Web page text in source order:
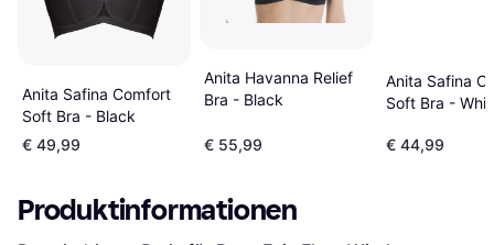
Anita Safina Comfort
Soft Bra - Black
€ 49,99
Anita Havanna Relief
Bra - Black
€ 55,99
Anita Safina
Soft Bra -
€ 44,99
Produktinformationen